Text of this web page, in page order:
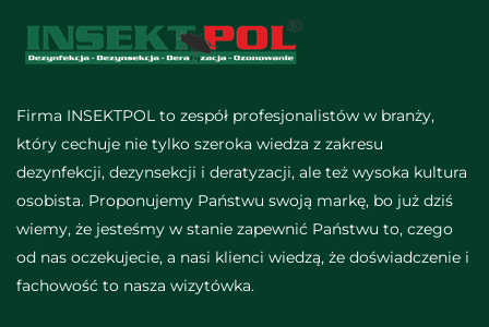
Firma INSEKTPOL to zespół profesjonalistów w branży,
który cechuje nie tylko szeroka wiedza z zakresu
dezynfekcji, dezynsekcji i deratyzacji, ale też wysoka kultura
osobista. Proponujemy Państwu swoją markę, bo już dziś
wiemy, że jesteśmy w stanie zapewnić Państwu to, czego
od nas oczekujecie, a nasi klienci wiedzą, że doświadczenie i
fachowość to nasza wizytówka.